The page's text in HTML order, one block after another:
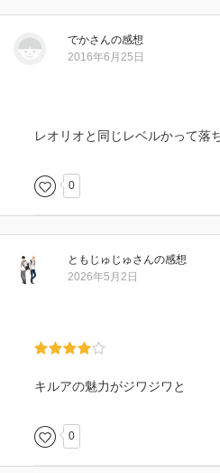
でかさんの感想
2016年6月25日
レオリオと同じレベルかって落
0
ともじゅじゅさんの感想
2026年5月2日
キルアの魅力がジワジワと
0